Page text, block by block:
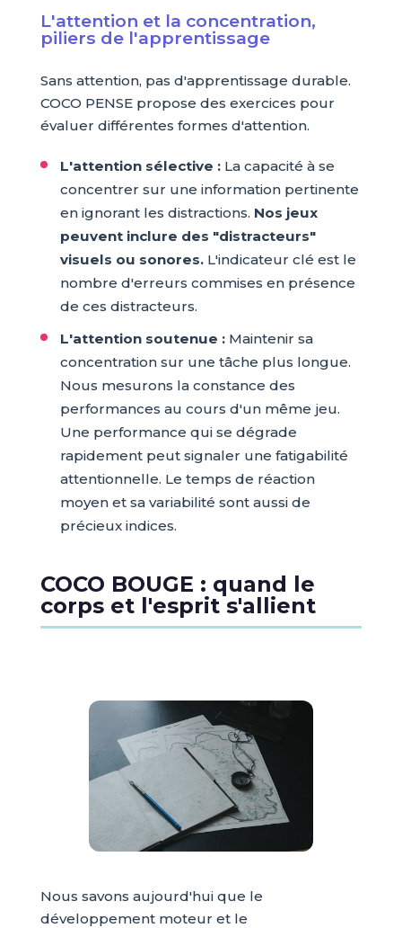
L'attention et la concentration,
piliers de l'apprentissage
Sans attention, pas d'apprentissage durable.
COCO PENSE propose des exercices pour
évaluer différentes formes d'attention.
L'attention sélective :La capacité à se
concentrer sur une information pertinente
en ignorant les distractions. Nos jeux
peuvent inclure des "distracteurs"
visuels ou sonores.L'indicateur clé est le
nombre d'erreurs commises en présence
de ces distracteurs.
L'attention soutenue :Maintenir sa
concentration sur une tâche plus longue.
Nous mesurons la constance des
performances au cours d'un même jeu.
Une performance qui se dégrade
rapidement peut signaler une fatigabilité
attentionnelle. Le temps de réaction
moyen et sa variabilité sont aussi de
précieux indices.
COCO BOUGE : quand le
corps et l'esprit s'allient
Nous savons aujourd'hui que le
développement moteur et le